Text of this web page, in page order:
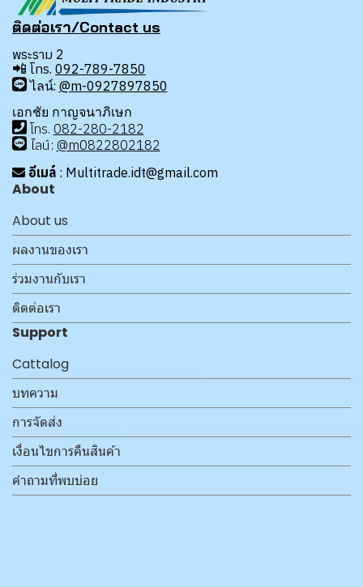
ติดต่อเรา/Contact us
พระราม 2
📲 โทร. 092-789-7850
ไลน์: @m-0927897850
เอกชัย กาญจนาภิเษก
โทร. 082-280-2182
ไลน์: @m0822802182
อีเมล์ : Multitrade.idt@gmail.com
About
About us
ผลงานของเรา
ร่วมงานกับเรา
ติดต่อเรา
Support
Cattalog
บทความ
การจัดส่ง
เงื่อนไขการคืนสินค้า
คำถามที่พบบ่อย